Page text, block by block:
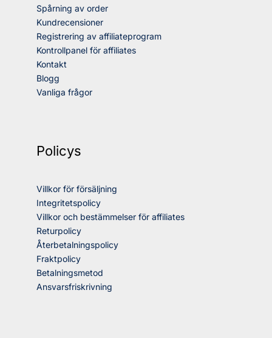
Spårning av order
Kundrecensioner
Registrering av affiliateprogram
Kontrollpanel för affiliates
Kontakt
Blogg
Vanliga frågor
Policys
Villkor för försäljning
Integritetspolicy
Villkor och bestämmelser för affiliates
Returpolicy
Återbetalningspolicy
Fraktpolicy
Betalningsmetod
Ansvarsfriskrivning